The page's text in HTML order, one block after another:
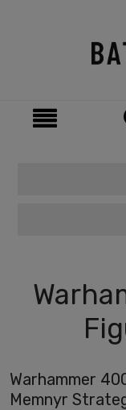
Warhammer
Memnyr